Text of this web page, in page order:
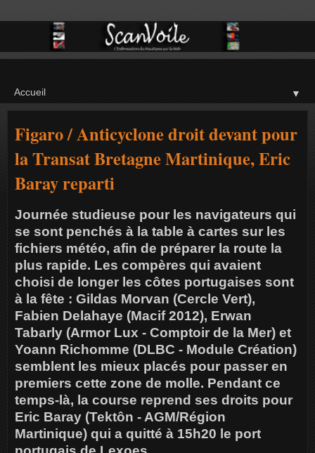
▼
Figaro / Anticyclone droit devant pour
la Transat Bretagne Martinique, Eric
Baray reparti
Journée studieuse pour les navigateurs qui
se sont penchés à la table à cartes sur les
fichiers météo, afin de préparer la route la
plus rapide. Les compères qui avaient
choisi de longer les côtes portugaises sont
à la fête : Gildas Morvan (Cercle Vert),
Fabien Delahaye (Macif 2012), Erwan
Tabarly (Armor Lux - Comptoir de la Mer) et
Yoann Richomme (DLBC - Module Création)
semblent les mieux placés pour passer en
premiers cette zone de molle. Pendant ce
temps-là, la course reprend ses droits pour
Eric Baray (Tektôn - AGM/Région
Martinique) qui a quitté à 15h20 le port